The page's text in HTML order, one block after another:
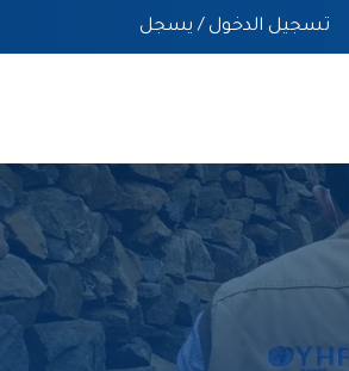
تسجيل الدخول / يسجل